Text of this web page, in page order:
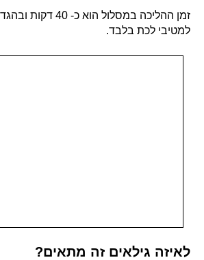
זמן ההליכה במסלול
למטיבי לכת בלבד.
לאיזה גילאים זה מתאים?